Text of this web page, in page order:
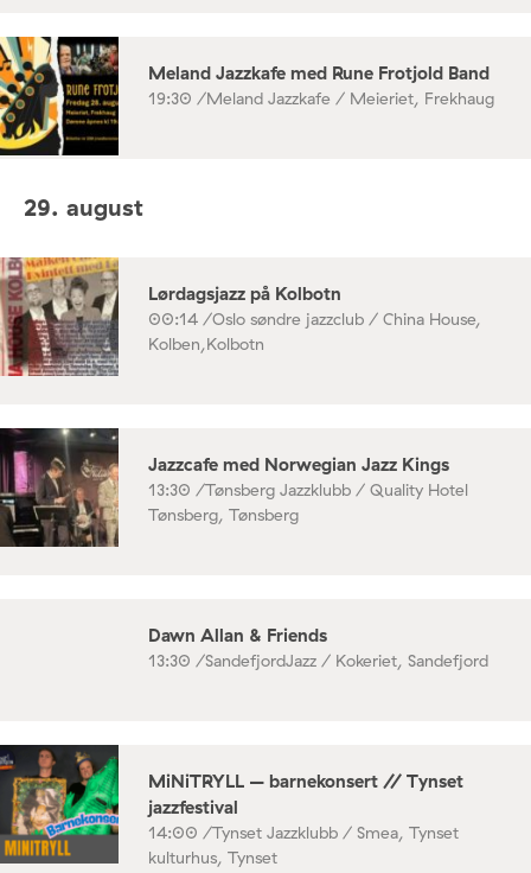
Meland Jazzkafe med Rune Frotjold Band
19:30 /Meland Jazzkafe / Meieriet, Frekhaug
29. august
Lørdagsjazz på Kolbotn
00:14 /Oslo søndre jazzclub / China House,
Kolben,Kolbotn
Jazzcafe med Norwegian Jazz Kings
13:30 /Tønsberg Jazzklubb / Quality Hotel
Tønsberg, Tønsberg
Dawn Allan & Friends
13:30 /SandefjordJazz / Kokeriet, Sandefjord
MiNiTRYLL – barnekonsert // Tynset
jazzfestival
14:00 /Tynset Jazzklubb / Smea, Tynset
kulturhus, Tynset